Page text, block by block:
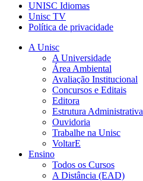
UNISC Idiomas
Unisc TV
Política de privacidade
A Unisc
A Universidade
Área Ambiental
Avaliação Institucional
Concursos e Editais
Editora
Estrutura Administrativa
Ouvidoria
Trabalhe na Unisc
VoltarE
Ensino
Todos os Cursos
A Distância (EAD)